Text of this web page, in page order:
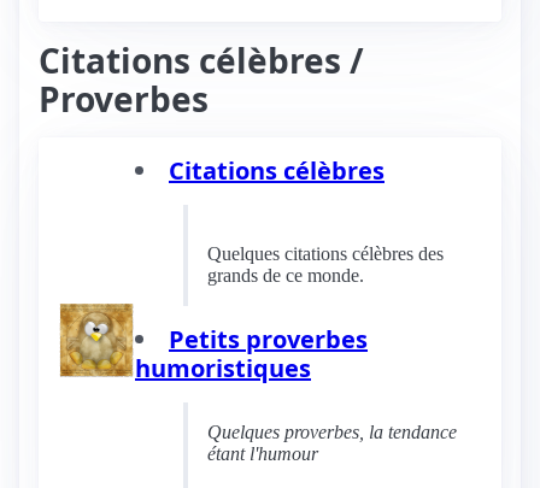
Citations célèbres /
Proverbes
Citations célèbres
Quelques citations célèbres des
grands de ce monde.
Petits proverbes
humoristiques
Quelques proverbes, la tendance
étant l'humour